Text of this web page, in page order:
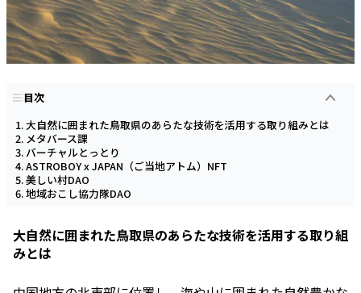
目次
大自然に囲まれた鳥取県のあらたな技術を活用する取り組みとは
メタバース課
バーチャルとっとり
ASTROBOY x JAPAN（ご当地アトム）NFT
美しい村DAO
地域おこし協力隊DAO
大自然に囲まれた鳥取県のあらたな技術を活用する取り組
みとは